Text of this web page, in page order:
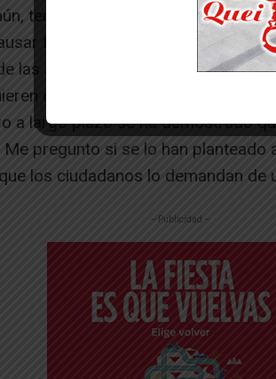
tener claro lo que se puede
futuros conflictos y detectar
las soluciones. Desde luego
cierta dosis de práctica,
a largo plazo se ha demostrado
pregunto si se lo han planteado
los ciudadanos lo demandan de
-- Publicidad --